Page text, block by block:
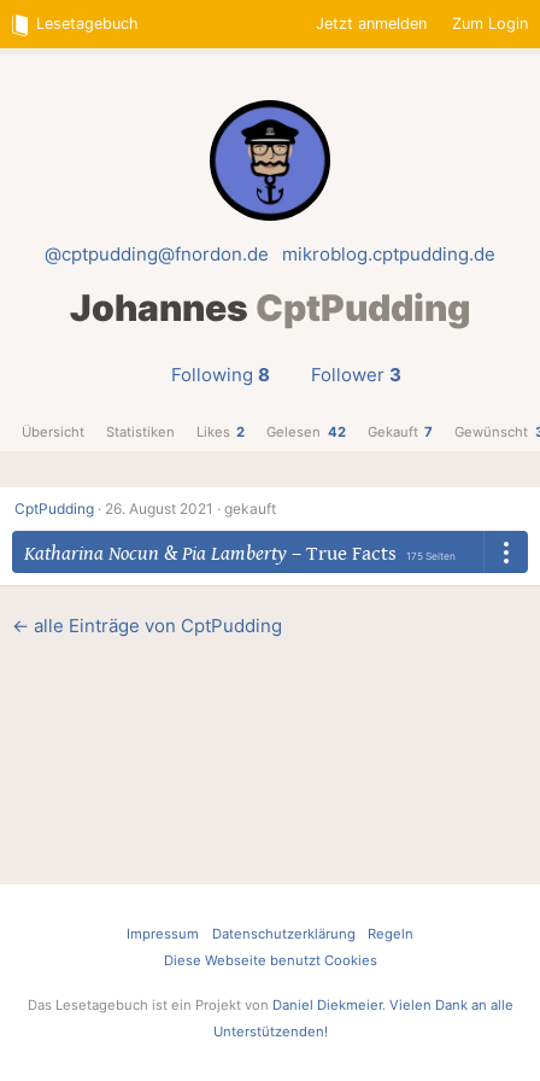
Lesetagebuch Jetzt anmelden Zum Login
@cptpudding@fnordon.de mikroblog.cptpudding.de
Johannes CptPudding
Following 8 Follower 3
Übersicht Statistiken Likes 2 Gelesen 42 Gekauft 7 Gewünscht
CptPudding · 26. August 2021 · gekauft
Katharina Nocun &Pia Lamberty – True Facts 175 Seiten
← alle Einträge von CptPudding
Impressum Datenschutzerklärung
Regeln
Diese Webseite benutzt Cookies
Das Lesetagebuch ist ein Projekt von Daniel Diekmeier. Vielen Dank an alle
Unterstützenden!